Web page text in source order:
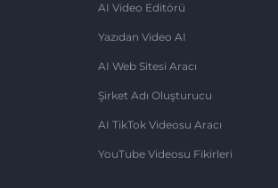
AI Video Editörü
Yazıdan Video AI
AI Web Sitesi Aracı
Şirket Adı Oluşturucu
AI TikTok Videosu Aracı
YouTube Videosu Fikirleri